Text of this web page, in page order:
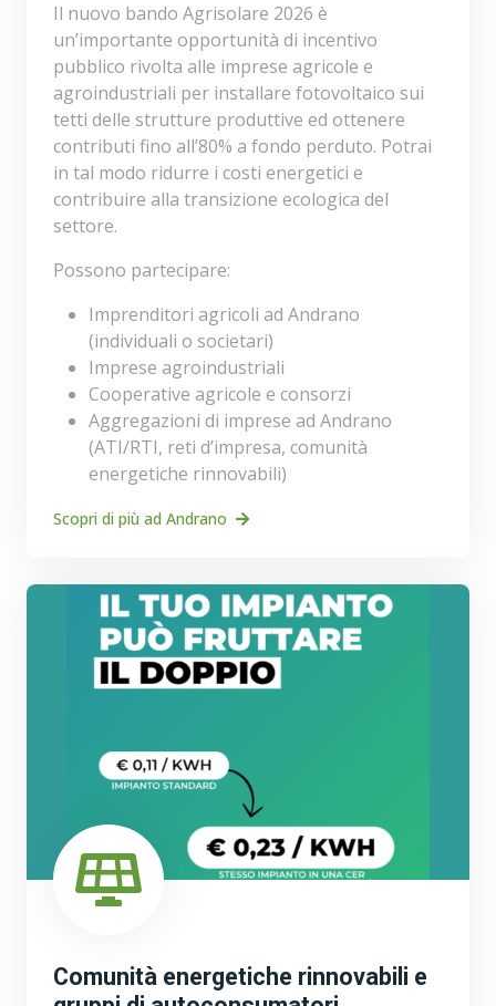
Il nuovo bando Agrisolare 2026 è
un’importante opportunità di incentivo
pubblico rivolta alle imprese agricole e
agroindustriali per installare fotovoltaico sui
tetti delle strutture produttive ed ottenere
contributi fino all’80% a fondo perduto. Potrai
in tal modo ridurre i costi energetici e
contribuire alla transizione ecologica del
settore.
Possono partecipare:
Imprenditori agricoli ad Andrano
(individuali o societari)
Imprese agroindustriali
Cooperative agricole e consorzi
Aggregazioni di imprese ad Andrano
(ATI/RTI, reti d’impresa, comunità
energetiche rinnovabili)
Scopri di più ad Andrano
Comunità energetiche rinnovabili e